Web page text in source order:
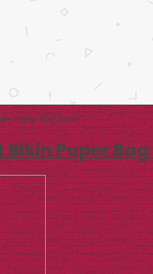
Paper Bag Bank"
Paper